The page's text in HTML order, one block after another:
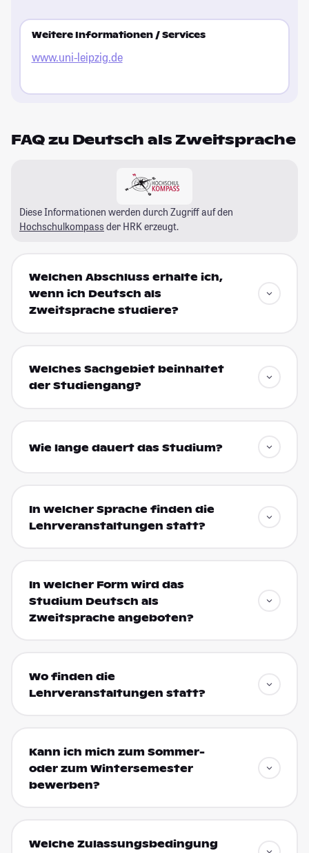
Weitere Informationen / Services
www.uni-leipzig.de
FAQ zu Deutsch als Zweitsprache
Diese Informationen werden durch Zugriff auf den
Hochschulkompass der HRK erzeugt.
Welchen Abschluss erhalte ich,
wenn ich Deutsch als
Zweitsprache studiere?
Welches Sachgebiet beinhaltet
der Studiengang?
Wie lange dauert das Studium?
In welcher Sprache finden die
Lehrveranstaltungen statt?
In welcher Form wird das
Studium Deutsch als
Zweitsprache angeboten?
Wo finden die
Lehrveranstaltungen statt?
Kann ich mich zum Sommer-
oder zum Wintersemester
bewerben?
Welche Zulassungsbedingung